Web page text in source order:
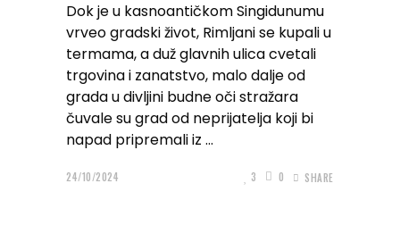
Dok je u kasnoantičkom Singidunumu
vrveo gradski život, Rimljani se kupali u
termama, a duž glavnih ulica cvetali
trgovina i zanatstvo, malo dalje od
grada u divljini budne oči stražara
čuvale su grad od neprijatelja koji bi
napad pripremali iz
24/10/2024 3 0 SHARE